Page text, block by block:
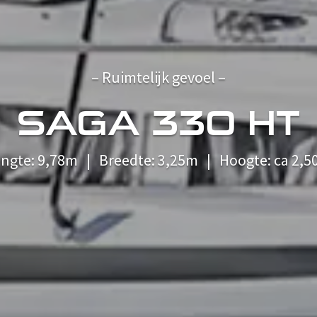
– Ruimtelijk gevoel –
SAGA 330 HT
9,78m | Breedte: 3,25m | Hoogte: ca